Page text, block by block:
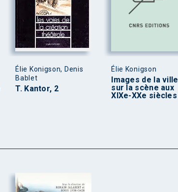
Élie Konigson, Denis
Bablet
T. Kantor, 2
Élie Konigson
Images de la ville
sur la scène aux
XIXe-XXe siècles